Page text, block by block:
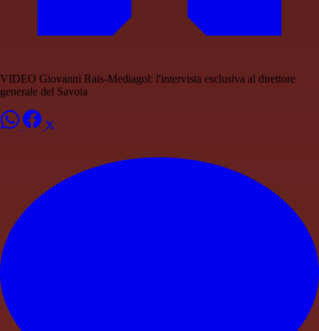
VIDEO Giovanni Rais-Mediagol: l'intervista esclusiva al direttore
generale del Savoia